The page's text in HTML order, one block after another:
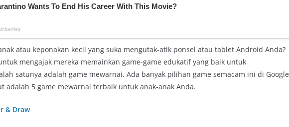
atau keponakan kecil yang suka mengutak-atik ponsel atau tablet Android Anda?
mengajak mereka memainkan game-game edukatif yang baik untuk
satunya adalah game mewarnai. Ada banyak pilihan game semacam ini di Google
adalah 5 game mewarnai terbaik untuk anak-anak Anda.
& Draw